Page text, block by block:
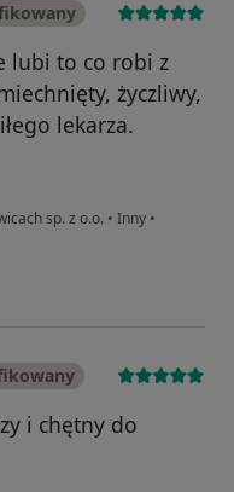
lubi to co robi z
życzliwy,
lekarza.
sp. z o.o. • Inny •
i chętny do